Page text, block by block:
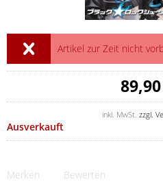
Artikel zur Zeit nicht
inkl. MwSt. zzgl.
Ausverkauft
Merken Bewerten